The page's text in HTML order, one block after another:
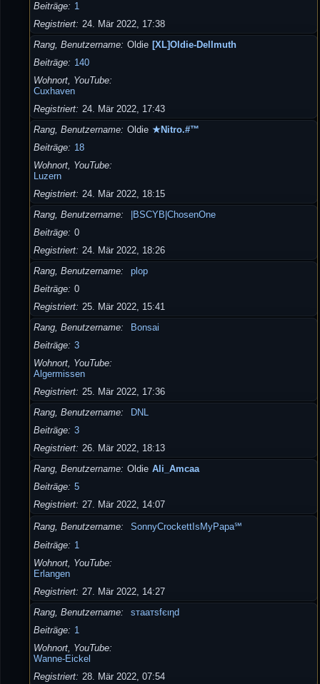
Beiträge
1
Registriert 24. Mär 2022, 17:38
Rang, Benutzername Oldie [XL]Oldie-Dellmuth
Beiträge
140
Wohnort, YouTube
Cuxhaven
Registriert 24. Mär 2022, 17:43
Rang, Benutzername Oldie ★Nitro.#™
Beiträge
18
Wohnort, YouTube
Luzern
Registriert 24. Mär 2022, 18:15
Rang, Benutzername
|BSCYB|ChosenOne
Beiträge 0
Registriert 24. Mär 2022, 18:26
Rang, Benutzername
plop
Beiträge 0
Registriert 25. Mär 2022, 15:41
Rang, Benutzername
Bonsai
Beiträge 3
Wohnort, YouTube
Algermissen
Registriert 25. Mär 2022, 17:36
Rang, Benutzername
DNL
Beiträge 3
Registriert 26. Mär 2022, 18:13
Rang, Benutzername Oldie Ali_Amcaa
Beiträge 5
Registriert 27. Mär 2022, 14:07
Rang, Benutzername
SonnyCrockettIsMyPapa℠
Beiträge
1
Wohnort, YouTube
Erlangen
Registriert 27. Mär 2022, 14:27
Rang, Benutzername
ѕтaaтѕfєιηd
Beiträge
1
Wohnort, YouTube
Wanne-Eickel
Registriert 28. Mär 2022, 07:54